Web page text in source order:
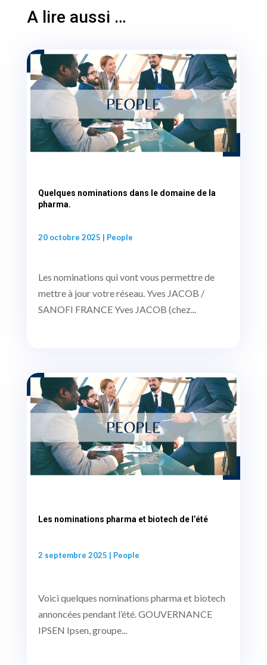
A lire aussi …
Quelques nominations dans le domaine de la
pharma.
20 octobre 2025 | People
Les nominations qui vont vous permettre de
mettre à jour votre réseau. Yves JACOB /
SANOFI FRANCE Yves JACOB (chez...
Les nominations pharma et biotech de l’été
2 septembre 2025 | People
Voici quelques nominations pharma et biotech
annoncées pendant l’été. GOUVERNANCE
IPSEN Ipsen, groupe...